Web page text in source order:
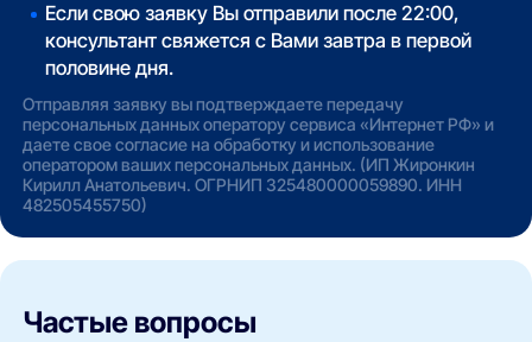
Если свою заявку Вы отправили после 22:00,
консультант свяжется с Вами завтра в первой
половине дня.
Отправляя заявку вы подтверждаете передачу
персональных данных оператору сервиса «Интернет РФ» и
даете свое согласие на обработку и использование
оператором ваших персональных данных. (ИП Жиронкин
Кирилл Анатольевич. ОГРНИП 325480000059890. ИНН
482505455750)
Частые вопросы